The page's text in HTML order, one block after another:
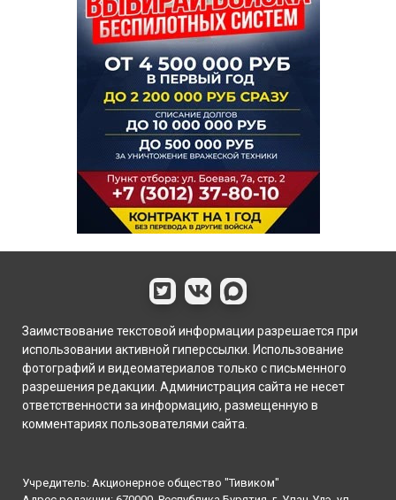
Заимствование текстовой информации разрешается при
использовании активной гиперссылки. Использование
фотографий и видеоматериалов только с письменного
разрешения редакции. Администрация сайта не несет
ответственности за информацию, размещенную в
комментариях пользователями сайта.
Учредитель: Акционерное общество "Тивиком"